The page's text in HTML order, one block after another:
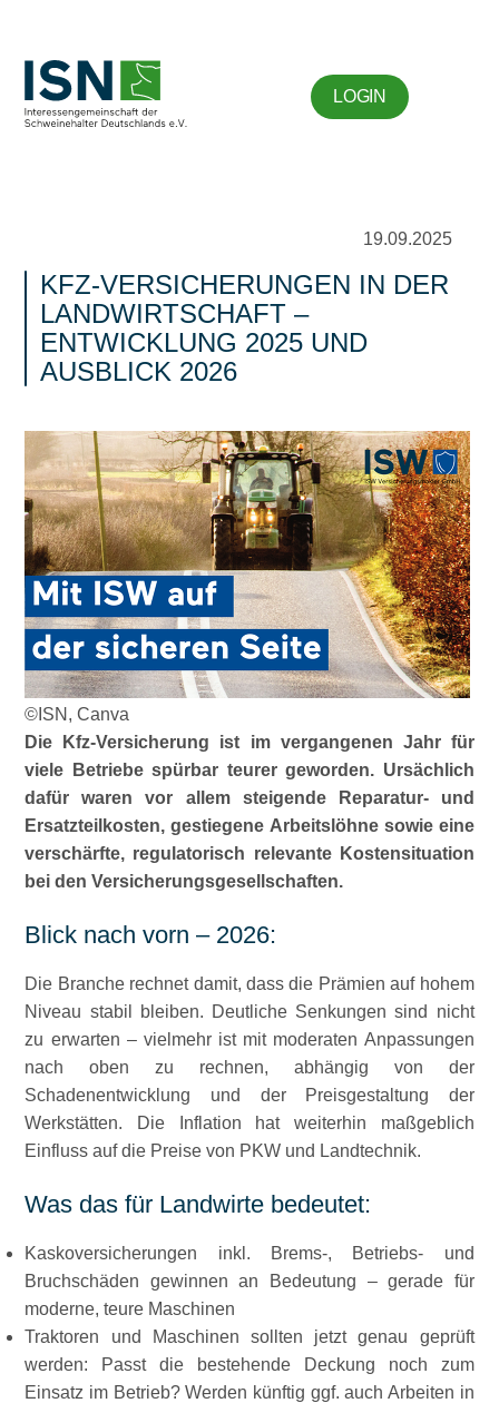
LOGIN
19.09.2025
KFZ-VERSICHERUNGEN IN DER
LANDWIRTSCHAFT –
ENTWICKLUNG 2025 UND
AUSBLICK 2026
©ISN, Canva
Die Kfz-Versicherung ist im vergangenen Jahr für
viele Betriebe spürbar teurer geworden. Ursächlich
dafür waren vor allem steigende Reparatur- und
Ersatzteilkosten, gestiegene Arbeitslöhne sowie eine
verschärfte, regulatorisch relevante Kostensituation
bei den Versicherungsgesellschaften.
Blick nach vorn – 2026:
Die Branche rechnet damit, dass die Prämien auf hohem
Niveau stabil bleiben. Deutliche Senkungen sind nicht
zu erwarten – vielmehr ist mit moderaten Anpassungen
nach oben zu rechnen, abhängig von der
Schadenentwicklung und der Preisgestaltung der
Werkstätten. Die Inflation hat weiterhin maßgeblich
Einfluss auf die Preise von PKW und Landtechnik.
Was das für Landwirte bedeutet:
Kaskoversicherungen inkl. Brems-, Betriebs- und
Bruchschäden gewinnen an Bedeutung – gerade für
moderne, teure Maschinen
Traktoren und Maschinen sollten jetzt genau geprüft
werden: Passt die bestehende Deckung noch zum
Einsatz im Betrieb? Werden künftig ggf. auch Arbeiten in